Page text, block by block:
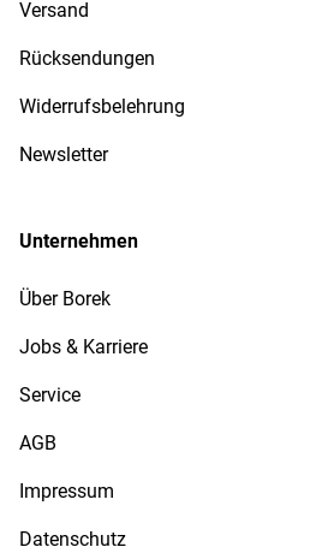
Versand
Rücksendungen
Widerrufsbelehrung
Newsletter
Unternehmen
Über Borek
Jobs & Karriere
Service
AGB
Impressum
Datenschutz